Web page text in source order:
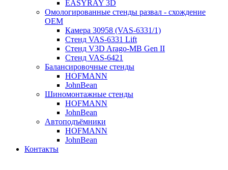
EASYRAY 3D
Омологированные стенды развал - схождение
OEM
Камера 30958 (VAS-6331/1)
Стенд VAS-6331 Lift
Стенд V3D Arago-MB Gen II
Стенд VAS-6421
Балансировочные стенды
HOFMANN
JohnBean
Шиномонтажные стенды
HOFMANN
JohnBean
Автоподъёмники
HOFMANN
JohnBean
Контакты